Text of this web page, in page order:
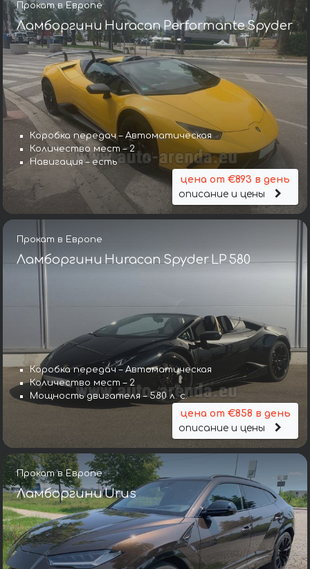
Прокат в Европе
Ламборгини Huracan Performante Spyder
Коробка передач – Автоматическая
Количество мест – 2
Навигация – есть
цена от €893 в день
описание и цены
Прокат в Европе
Ламборгини Huracan Spyder LP 580
Коробка передач – Автоматическая
Количество мест – 2
Мощность двигателя – 580 л. с.
цена от €858 в день
описание и цены
Прокат в Европе
Ламборгини Urus